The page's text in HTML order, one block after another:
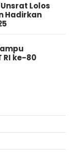
Lolos
Hadirkan
RI ke-80